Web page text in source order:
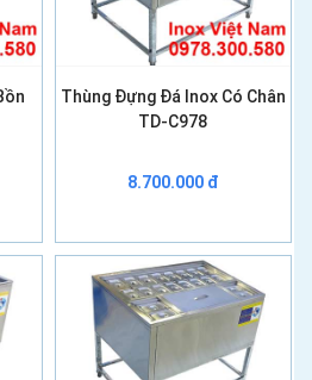
Thùng Đựng Đá Inox Có Chân
TD-C978
8.700.000 đ